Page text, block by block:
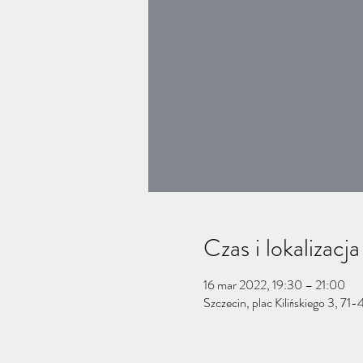
Czas i lokalizacja
16 mar 2022, 19:30 – 21:00
Szczecin, plac Kilińskiego 3, 71-